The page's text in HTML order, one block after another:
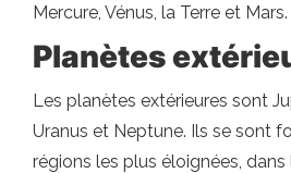
Mercure, Vénus, la Terre et Mars.
Planètes
Les planètes extérieures sont
Uranus et Neptune. Ils se sont
régions les plus éloignées, dans